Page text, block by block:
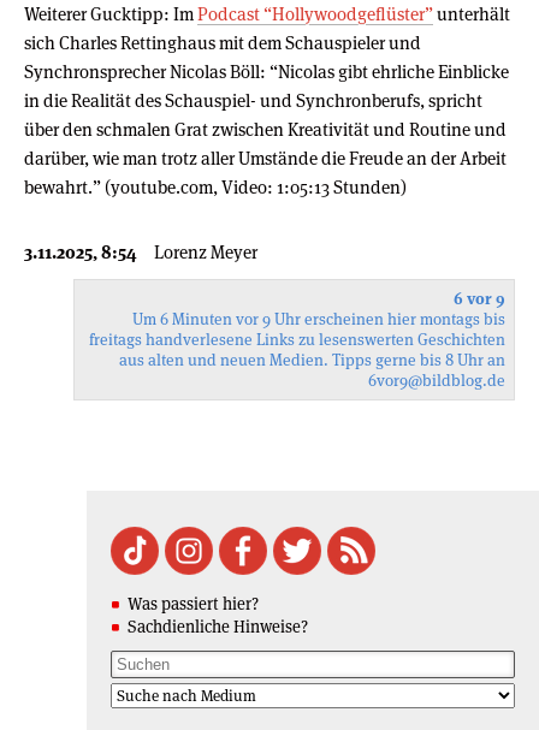
Weiterer Gucktipp: ImPodcast “Hollywoodgeflüster”unterhält
sich Charles Rettinghaus mit dem Schauspieler und
Synchronsprecher Nicolas Böll: “Nicolas gibt ehrliche Einblicke
in die Realität des Schauspiel- und Synchronberufs, spricht
über den schmalen Grat zwischen Kreativität und Routine und
darüber, wie man trotz aller Umstände die Freude an der Arbeit
bewahrt.” (youtube.com, Video: 1:05:13 Stunden)
3.11.2025, 8:54 Lorenz Meyer
6 vor 9
Um 6 Minuten vor 9 Uhr erscheinen hier montags bis
freitags handverlesene Links zu lesenswerten Geschichten
aus alten und neuen Medien. Tipps gerne bis 8 Uhr an
6vor9@bildblog.de
Was passiert hier?
Sachdienliche Hinweise?